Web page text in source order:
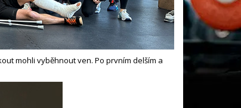
mohli vyběhnout ven. Po prvním delším a